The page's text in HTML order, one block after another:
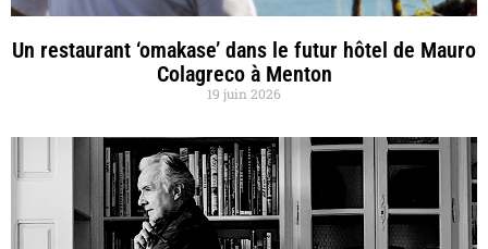
Un restaurant ‘omakase’ dans le futur hôtel de Mauro
Colagreco à Menton
19 juin 2026